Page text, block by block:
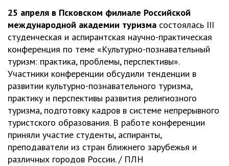
25 апреля в Псковском филиале Российской
международной академии туризма состоялась III
студенческая и аспирантская научно-практическая
конференция по теме «Культурно-познавательный
туризм: практика, проблемы, перспективы».
Участники конференции обсудили тенденции в
развитии культурно-познавательного туризма,
практику и перспективы развития религиозного
туризма, подготовку кадров в системе непрерывного
туристского образования. В работе конференции
приняли участие студенты, аспиранты,
преподаватели из стран ближнего зарубежья и
различных городов России. / ПЛН